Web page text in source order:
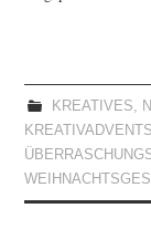
KREATIVES,